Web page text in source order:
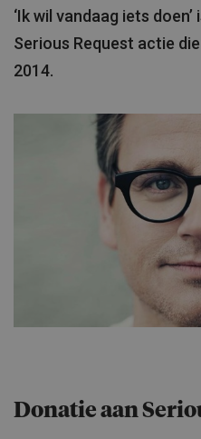
‘Ik wil vandaag iets
Serious Request actie
2014.
Donatie aan